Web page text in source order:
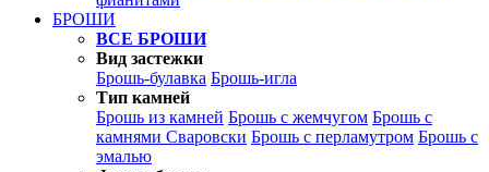
БРОШИ
ВСЕ БРОШИ
Вид застежки
Брошь-булавка Брошь-игла
Тип камней
Брошь из камней Брошь с жемчугом Брошь с
камнями Сваровски Брошь с перламутром Брошь с
эмалью